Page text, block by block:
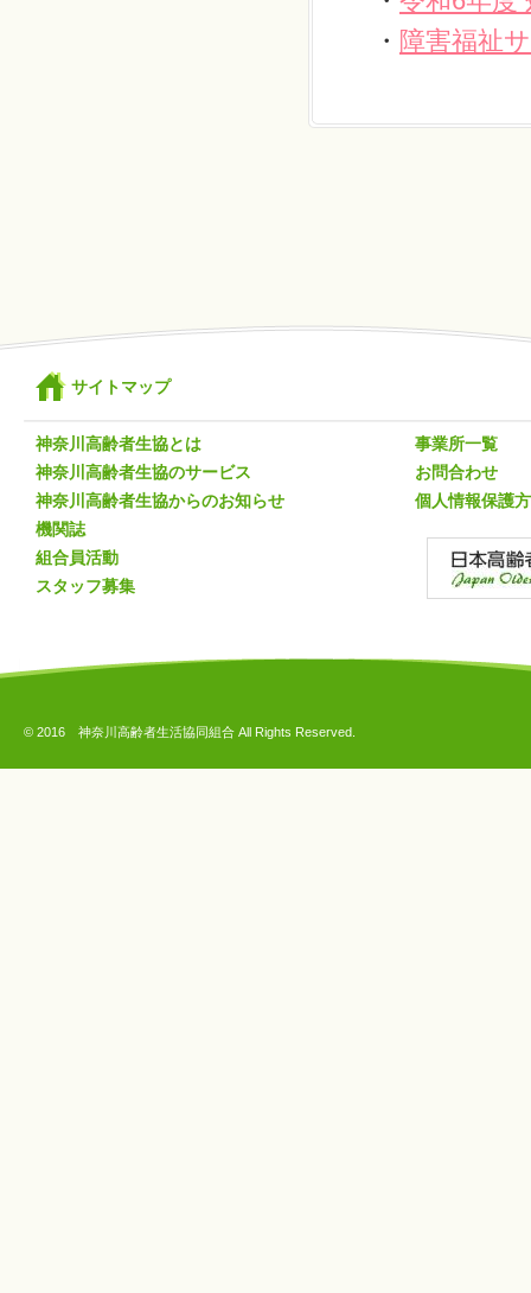
・ 障害福祉
サイトマップ
神奈川高齢者生協とは
神奈川高齢者生協のサービス
神奈川高齢者生協からのお知らせ
機関誌
組合員活動
スタッフ募集
事業所一覧
お問合わせ
個人情報保護
© 2016 神奈川高齢者生活協同組合 All Rights Reserved.